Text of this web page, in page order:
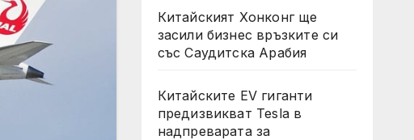
Китайският Хонконг ще
засили бизнес връзките си
със Саудитска Арабия
Китайските EV гиганти
предизвикват Tesla в
надпреварата за